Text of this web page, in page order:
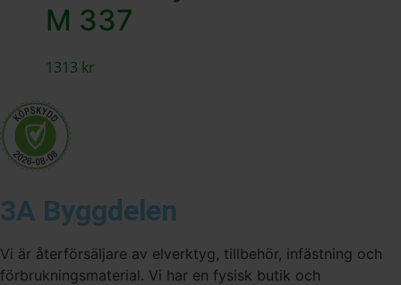
M 337
1313 kr
3A Byggdelen
Vi är återförsäljare av elverktyg, tillbehör, infästning och
förbrukningsmaterial. Vi har en fysisk butik och